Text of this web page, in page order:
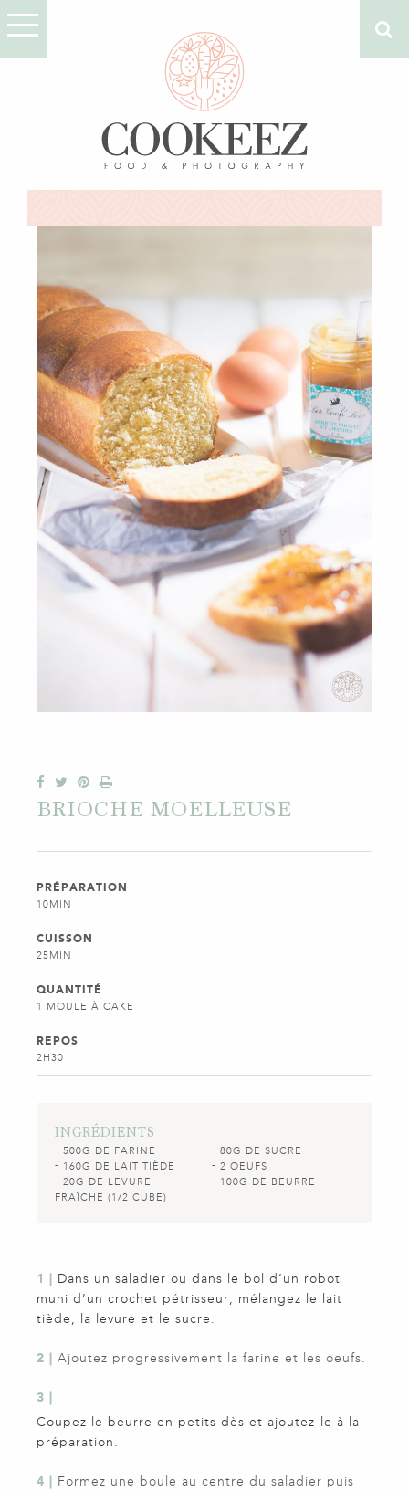
BRIOCHE MOELLEUSE
PRÉPARATION
10MIN
CUISSON
25MIN
QUANTITÉ
1 MOULE À CAKE
REPOS
2H30
INGRÉDIENTS
500G DE FARINE
160G DE LAIT TIÈDE
20G DE LEVURE
FRAÎCHE (1/2 CUBE)
80G DE SUCRE
2 OEUFS
100G DE BEURRE
1 | Dans un saladier ou dans le bol d’un robot
muni d’un crochet pétrisseur, mélangez le lait
tiède, la levure et le sucre.
2 | Ajoutez progressivement la farine et les oeufs.
3 |
Coupez le beurre en petits dès et ajoutez-le à la
préparation.
4 | Formez une boule au centre du saladier puis